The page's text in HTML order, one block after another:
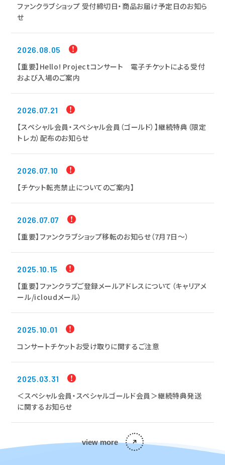
ファンクラブショップ 受付締切日・商品お届け予定日のお知ら
せ
2026.08.05
【重要】Hello! Projectコンサート 電子チケットによる受付
および入場のご案内
2026.07.21
【スペシャル会員・スペシャル会員（ゴールド）】継続特典（限定
トレカ）配布のお知らせ
2026.07.10
【チケット転売禁止についてのご案内】
2026.07.07
【重要】ファンクラブショップ移転のお知らせ（7月7日～）
2025.10.15
【重要】ファンクラブご登録メールアドレスについて（キャリアメ
ール/icloudメール）
2025.10.01
コンサートチケットお受け取りに関するご注意
2025.03.31
＜スペシャル会員・スペシャルゴールド会員＞継続特典発送
に関するお知らせ
view more